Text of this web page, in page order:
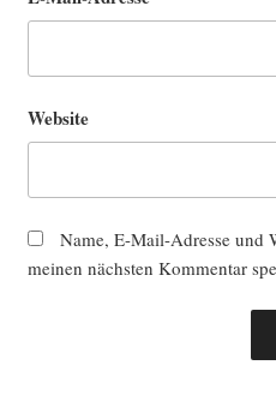
Website
Name, E-Mail-Adresse und
meinen nächsten Kommentar